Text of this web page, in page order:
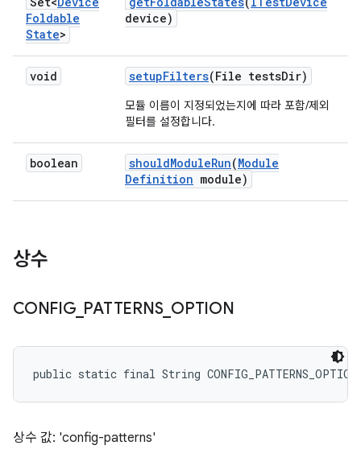
Foldable
State>
device)
void setupFilters(File testsDir)
모듈 이름이 지정되었는지에 따라 포함/제외
필터를 설정합니다.
boolean shouldModuleRun(Module
Definition module)
상수
CONFIG_ PATTERNS_ OPTION
public static final String CONFIG_PATTERNS_OPTION
상수 값: 'config-patterns'